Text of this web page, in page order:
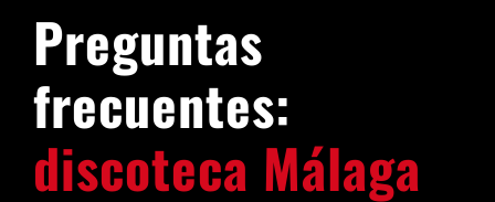
Preguntas
frecuentes:
discoteca Málaga